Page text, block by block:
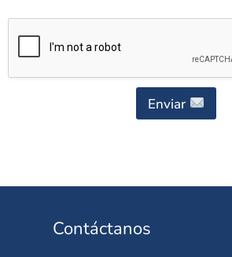
Enviar
Contáctanos